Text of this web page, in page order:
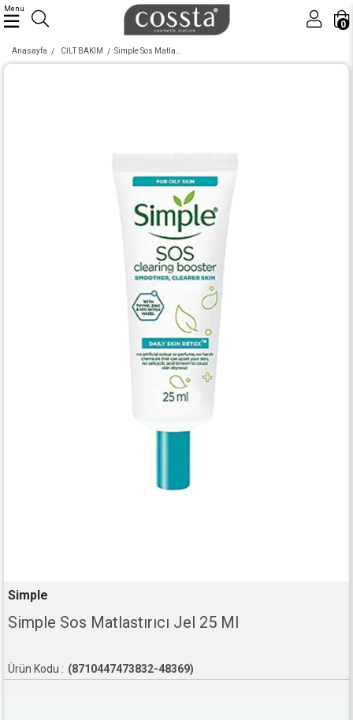
0
Menu
Anasayfa CİLT BAKIM Simple Sos Matlastırıcı Jel 25 Ml
Simple
Simple Sos Matlastırıcı Jel 25 Ml
(8710447473832-48369)